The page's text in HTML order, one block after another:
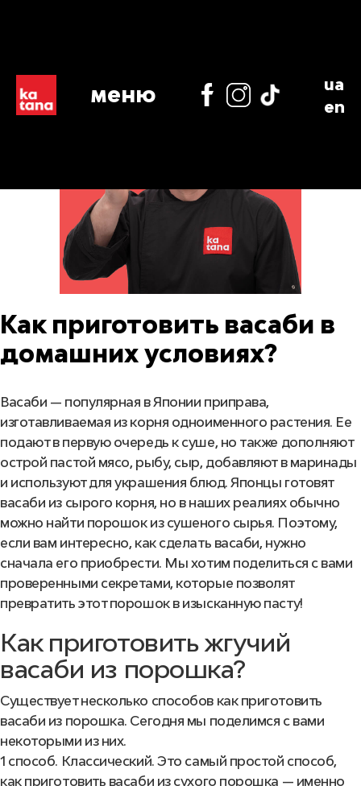
меню
ua
en
Как приготовить васаби в
домашних условиях?
Васаби — популярная в Японии приправа,
изготавливаемая из корня одноименного растения. Ее
подают в первую очередь к суше, но также дополняют
острой пастой мясо, рыбу, сыр, добавляют в маринады
и используют для украшения блюд. Японцы готовят
васаби из сырого корня, но в наших реалиях обычно
можно найти порошок из сушеного сырья. Поэтому,
если вам интересно, как сделать васаби, нужно
сначала его приобрести. Мы хотим поделиться с вами
проверенными секретами, которые позволят
превратить этот порошок в изысканную пасту!
Как приготовить жгучий
васаби из порошка?
Существует несколько способов как приготовить
васаби из порошка. Сегодня мы поделимся с вами
некоторыми из них.
1 способ. Классический. Это самый простой способ,
как приготовить васаби из сухого порошка — именно